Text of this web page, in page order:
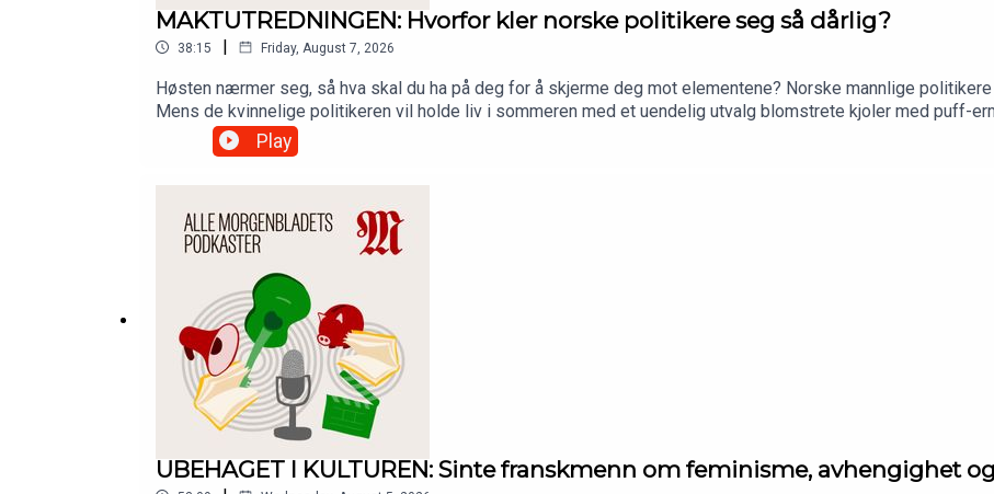
MAKTUTREDNINGEN: Hvorfor kler norske politikere seg så dårlig?
38:15 | Friday, August 7, 2026
Høsten nærmer seg, så hva skal du ha på deg for å skjerme deg mot elementene? Norske mannlige
Mens de kvinnelige politikeren vil holde liv i sommeren med et uendelig utvalg blomstrete kjoler med puff-
uinspirert?Hør podkasten Maktutredningen.
Play
UBEHAGET I KULTUREN: Sinte franskmenn om feminisme, avhengighet